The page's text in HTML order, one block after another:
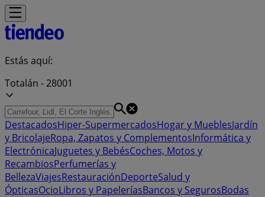
Estás aquí:
Totalán - 28001
DestacadosHiper-SupermercadosHogar y MueblesJardín
y BricolajeRopa, Zapatos y ComplementosInformática y
ElectrónicaJuguetes y BebésCoches, Motos y
RecambiosPerfumerías y
BellezaViajesRestauraciónDeporteSalud y
ÓpticasOcioLibros y PapeleríasBancos y SegurosBodas